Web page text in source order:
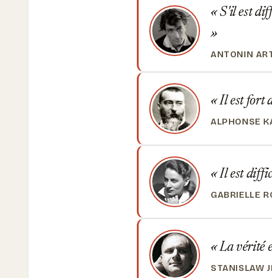
S'il est
ANTONIN
Il est fort
ALPHONSE
Il est
GABRIELLE
La vérité
STANISLAW